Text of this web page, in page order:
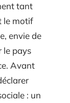
tant
le motif
envie de
le pays
Avant
: un